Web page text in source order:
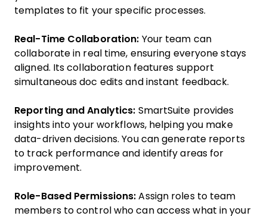
templates to fit your specific processes.
Real-Time Collaboration: Your team can
collaborate in real time, ensuring everyone stays
aligned. Its collaboration features support
simultaneous doc edits and instant feedback.
Reporting and Analytics: SmartSuite provides
insights into your workflows, helping you make
data-driven decisions. You can generate reports
to track performance and identify areas for
improvement.
Role-Based Permissions: Assign roles to team
members to control who can access what in your